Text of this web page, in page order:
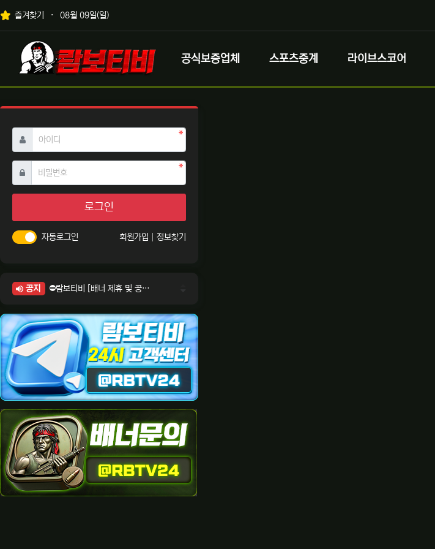
상단 네비
즐겨찾기 08월 09일(일)
메인 메뉴
로고
공식보증업체 스포츠중계 라이브스코어
아이디 필수
비밀번호필수
로그인
자동로그인 회원가입 정보찾기
공지
⛔람보티비 [배너 제휴 및 공식 입점 문의 안내]
⛔람보티비 [정회원 등급UP! 안내사항]
⛔람보티비 [채팅방 이용시 주의사항]
⛔람보티비 [공식보증업체 안내]